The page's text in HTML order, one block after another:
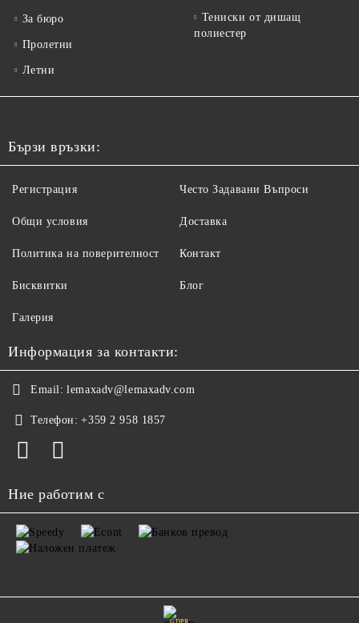
За бюро
Пролетни
Летни
Тениски от дишащ
полиестер
Бързи връзки:
Регистрация
Общи условия
Политика на поверителност
Бисквитки
Често Задавани Въпроси
Доставка
Контакт
Блог
Галерия
Информация за контакти:
Email: lemaxadv@lemaxadv.com
Телефон: +359 2 958 1857
Ние работим с
GDPR